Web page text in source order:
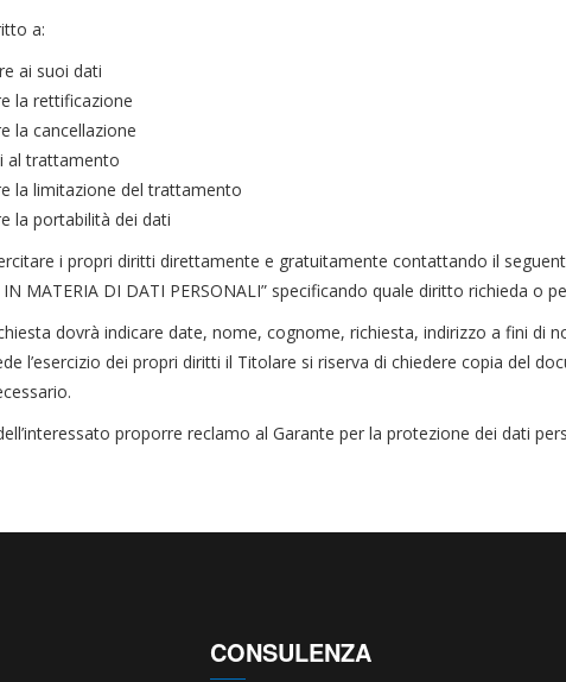
a:
ai suoi dati
la rettificazione
la cancellazione
al trattamento
la limitazione del trattamento
la portabilità dei dati
i propri diritti direttamente e gratuitamente contattando il
MATERIA DI DATI PERSONALI” specificando quale diritto richieda o
dovrà indicare date, nome, cognome, richiesta, indirizzo a fini di
l’esercizio dei propri diritti il Titolare si riserva di chiedere copia del
proporre reclamo al Garante per la protezione dei dati
CONSULENZA